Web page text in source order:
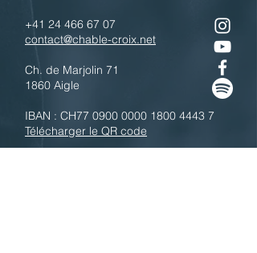
+41 24 466 67 07
contact@chable-croix.net
Ch. de Marjolin 71
1860 Aigle
IBAN : CH77 0900 0000 1800 4443 7
Télécharger le QR code